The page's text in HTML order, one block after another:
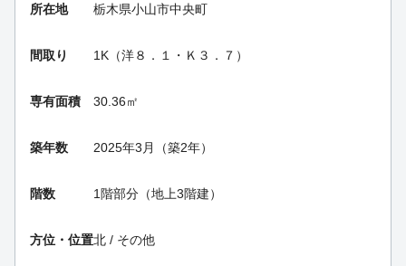
所在地 栃木県小山市中央町
間取り 1K（洋８．１・Ｋ３．７）
専有面積 30.36㎡
築年数 2025年3月（築2年）
階数 1階部分（地上3階建）
方位・位置北 / その他